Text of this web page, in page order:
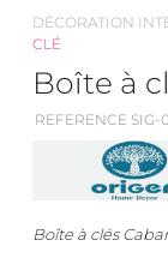
DÉCORATION
CLÉ
Boîte à
REFERENCE SIG-
Boîte à clés